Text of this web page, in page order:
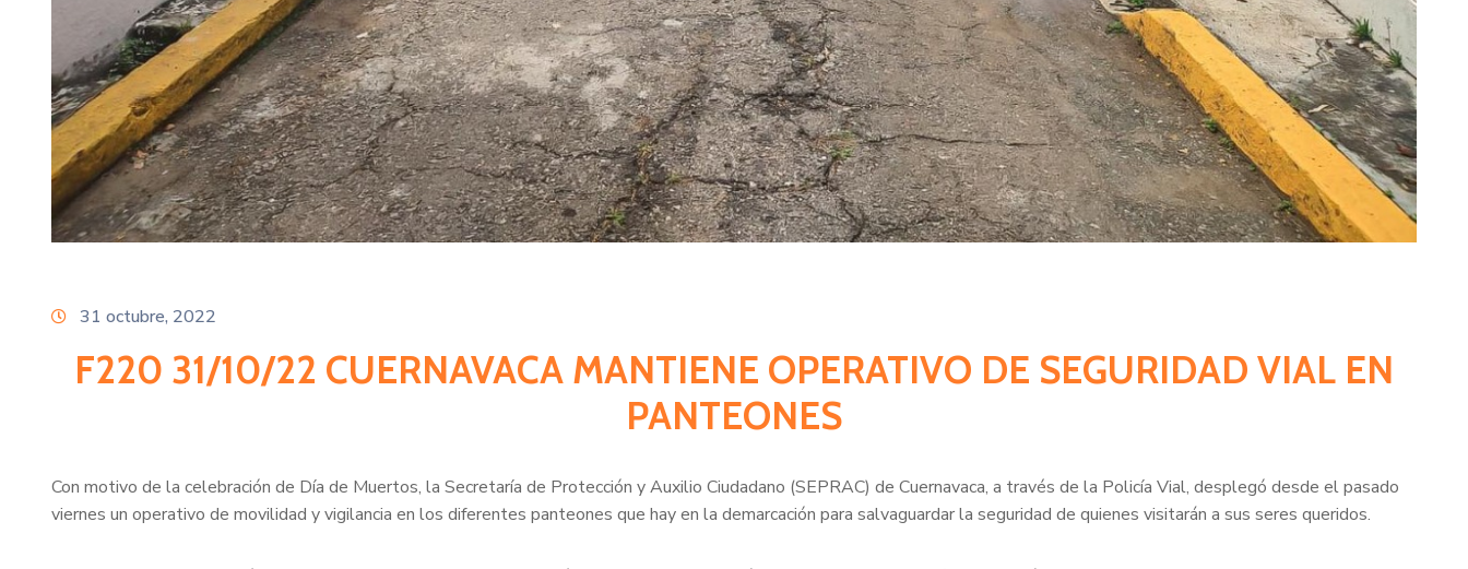
31 octubre, 2022
F220 31/10/22 CUERNAVACA MANTIENE OPERATIVO DE SEGURIDAD VIAL EN
PANTEONES
Con motivo de la celebración de Día de Muertos, la Secretaría de Protección y Auxilio Ciudadano (SEPRAC) de Cuernavaca, a través de la Policía Vial, desplegó desde el pasado
viernes un operativo de movilidad y vigilancia en los diferentes panteones que hay en la demarcación para salvaguardar la seguridad de quienes visitarán a sus seres queridos.